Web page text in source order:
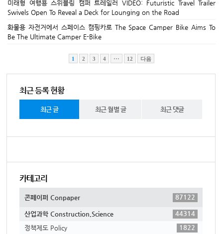
미래형 여행용 스위블링 캠퍼 트레일러 VIDEO: Futuristic Travel Trailer
Swivels Open To Reveal a Deck for Lounging on the Road
화물용 자전거에서 스페이스 캠핑카로 The Space Camper Bike Aims To
Be The Ultimate Camper E-Bike
1 2 3 4 ··· 12 다음
최근 등록 현황
최근 글 최근 월별 글 최근 댓글
카테고리
콘페이퍼 Conpaper 87122
산업과학 Construction,Science
44314
정책제도 Policy
1822